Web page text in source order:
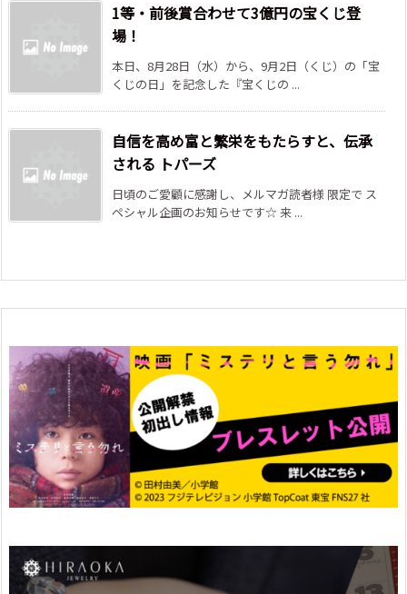
1等・前後賞合わせて3億円の宝くじ登
場！
本日、8月28日（水）から、9月2日（くじ）の「宝
くじの日」を記念した『宝くじの ...
自信を高め富と繁栄をもたらすと、伝承
される トパーズ
日頃のご愛顧に感謝し、メルマガ読者様 限定で ス
ペシャル企画のお知らせです☆ 来 ...